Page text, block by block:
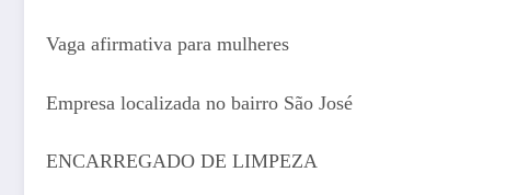
Vaga afirmativa para mulheres
Empresa localizada no bairro São José
ENCARREGADO DE LIMPEZA